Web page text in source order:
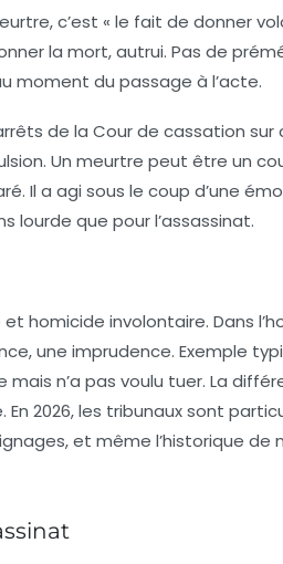
c’est « le fait de donner
la mort, autrui. Pas de
moment du passage à l’acte.
de la Cour de cassation sur
Un meurtre peut être un
Il a agi sous le coup d’une
lourde que pour l’assassinat.
homicide involontaire. Dans
une imprudence. Exemple
n’a pas voulu tuer. La
En 2026, les tribunaux sont
et même l’historique de